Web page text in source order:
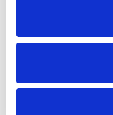
Comau